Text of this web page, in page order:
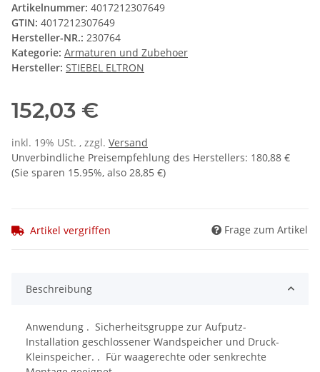
Artikelnummer: 4017212307649
GTIN: 4017212307649
Hersteller-NR.: 230764
Kategorie: Armaturen und Zubehoer
Hersteller: STIEBEL ELTRON
152,03 €
inkl. 19% USt. , zzgl. Versand
Unverbindliche Preisempfehlung des Herstellers: 180,88 €
(Sie sparen 15.95%, also 28,85 €)
Artikel vergriffen Frage zum Artikel
Beschreibung
Anwendung . Sicherheitsgruppe zur Aufputz-
Installation geschlossener Wandspeicher und Druck-
Kleinspeicher. . Für waagerechte oder senkrechte